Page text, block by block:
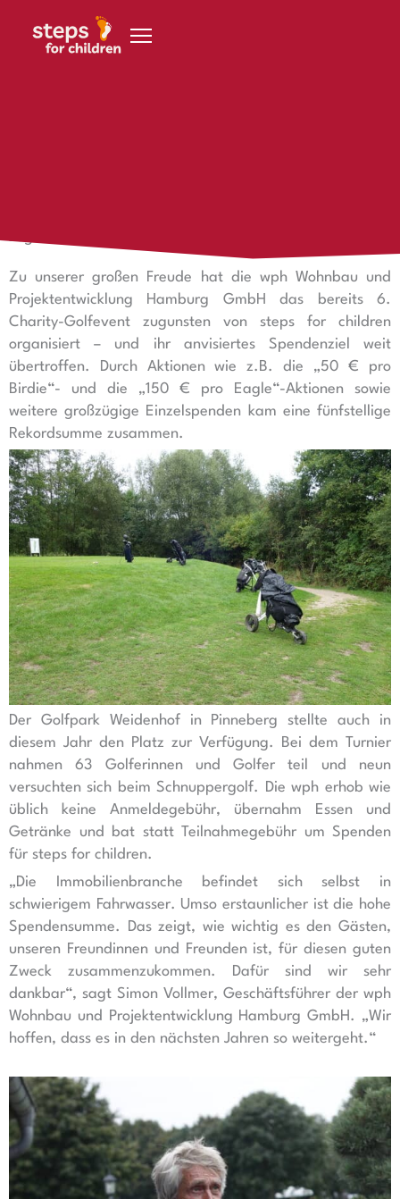
zugunsten von steps for children
Zu unserer großen Freude hat die wph Wohnbau und
Projektentwicklung Hamburg GmbH das bereits 6.
Charity-Golfevent zugunsten von steps for children
organisiert – und ihr anvisiertes Spendenziel weit
übertroffen. Durch Aktionen wie z.B. die „50 € pro
Birdie“- und die „150 € pro Eagle“-Aktionen sowie
weitere großzügige Einzelspenden kam eine fünfstellige
Rekordsumme zusammen.
Der Golfpark Weidenhof in Pinneberg stellte auch in
diesem Jahr den Platz zur Verfügung. Bei dem Turnier
nahmen 63 Golferinnen und Golfer teil und neun
versuchten sich beim Schnuppergolf. Die wph erhob wie
üblich keine Anmeldegebühr, übernahm Essen und
Getränke und bat statt Teilnahmegebühr um Spenden
für steps for children.
„Die Immobilienbranche befindet sich selbst in
schwierigem Fahrwasser. Umso erstaunlicher ist die hohe
Spendensumme. Das zeigt, wie wichtig es den Gästen,
unseren Freundinnen und Freunden ist, für diesen guten
Zweck zusammenzukommen. Dafür sind wir sehr
dankbar“, sagt Simon Vollmer, Geschäftsführer der wph
Wohnbau und Projektentwicklung Hamburg GmbH. „Wir
hoffen, dass es in den nächsten Jahren so weitergeht.“